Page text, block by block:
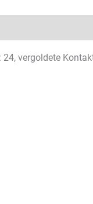
vergoldete